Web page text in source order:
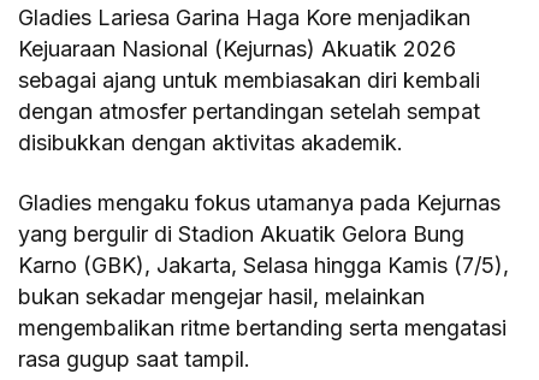
Gladies Lariesa Garina Haga Kore menjadikan
Kejuaraan Nasional (Kejurnas) Akuatik 2026
sebagai ajang untuk membiasakan diri kembali
dengan atmosfer pertandingan setelah sempat
disibukkan dengan aktivitas akademik.
Gladies mengaku fokus utamanya pada Kejurnas
yang bergulir di Stadion Akuatik Gelora Bung
Karno (GBK), Jakarta, Selasa hingga Kamis (7/5),
bukan sekadar mengejar hasil, melainkan
mengembalikan ritme bertanding serta mengatasi
rasa gugup saat tampil.